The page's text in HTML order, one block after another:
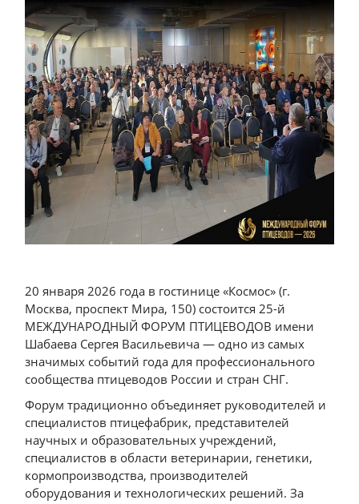
20 января 2026 года в гостинице «Космос» (г.
Москва, проспект Мира, 150) состоится 25-й
МЕЖДУНАРОДНЫЙ ФОРУМ ПТИЦЕВОДОВ имени
Шабаева Сергея Васильевича — одно из самых
значимых событий года для профессионального
сообщества птицеводов России и стран СНГ.
Форум традиционно объединяет руководителей и
специалистов птицефабрик, представителей
научных и образовательных учреждений,
специалистов в области ветеринарии, генетики,
кормопроизводства, производителей
оборудования и технологических решений. За